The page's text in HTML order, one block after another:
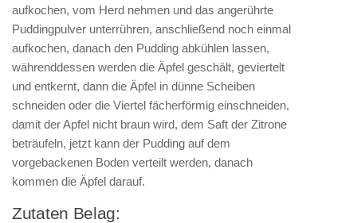
aufkochen, vom Herd nehmen und das angerührte
Puddingpulver unterrühren, anschließend noch einmal
aufkochen, danach den Pudding abkühlen lassen,
währenddessen werden die Äpfel geschält, geviertelt
und entkernt, dann die Äpfel in dünne Scheiben
schneiden oder die Viertel fächerförmig einschneiden,
damit der Apfel nicht braun wird, dem Saft der Zitrone
beträufeln, jetzt kann der Pudding auf dem
vorgebackenen Boden verteilt werden, danach
kommen die Äpfel darauf.
Zutaten Belag: